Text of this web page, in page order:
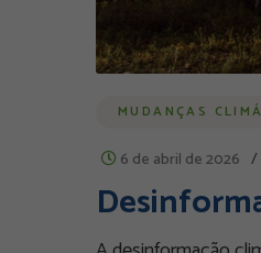
MUDANÇAS
6 de abril de 2026 /